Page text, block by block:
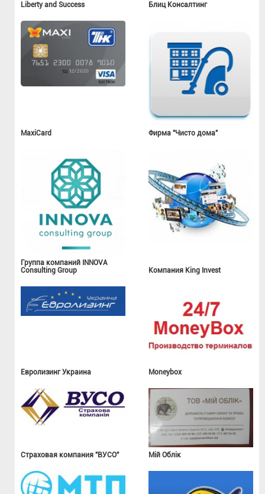
Liberty and Success Блиц Консалтинг
MaxiCard Фирма "Чисто дома"
Группа компаний INNOVA
Consulting Group
Компания King Invest
Евролизинг Украина Moneybox
Страховая компания "ВУСО" Мій Облік